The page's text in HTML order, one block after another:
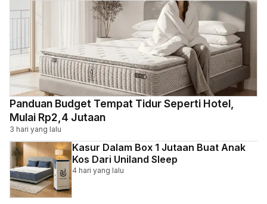
Panduan Budget Tempat Tidur Seperti Hotel,
Mulai Rp2,4 Jutaan
3 hari yang lalu
Kasur Dalam Box 1 Jutaan Buat Anak
Kos Dari Uniland Sleep
4 hari yang lalu